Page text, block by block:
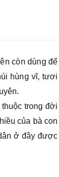
còn dùng để
hùng vĩ, tươi
trong đời
của bà con
ở đây được